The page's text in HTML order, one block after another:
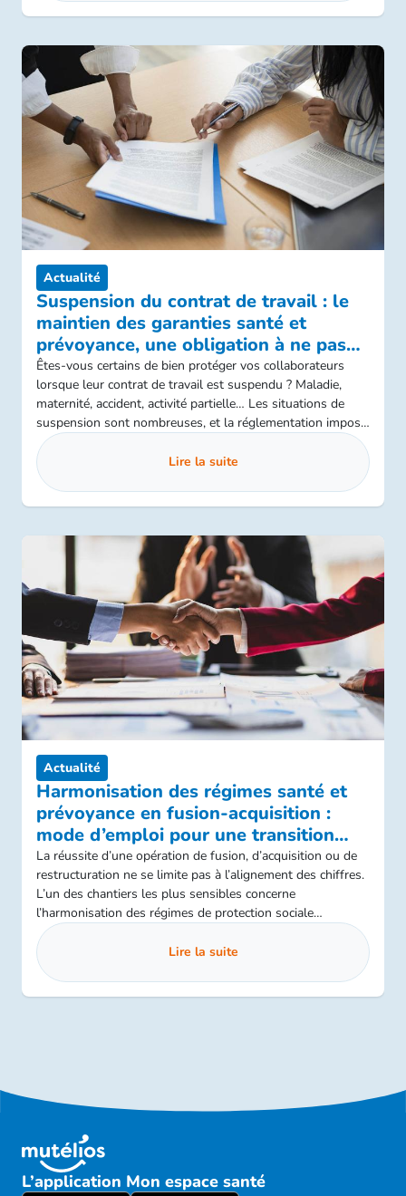
Actualité
Suspension du contrat de travail : le
maintien des garanties santé et
prévoyance, une obligation à ne pas
négliger !
Êtes-vous certains de bien protéger vos collaborateurs
lorsque leur contrat de travail est suspendu ? Maladie,
maternité, accident, activité partielle… Les situations de
suspension sont nombreuses, et la réglementation impose
désormais des règles strictes concernant le maintien des
garanties santé et prévoyance d’entreprise. Un enjeu clé
pour la conformité sociale de votre entreprise !
Lire la suite
Actualité
Harmonisation des régimes santé et
prévoyance en fusion-acquisition :
mode d’emploi pour une transition
réussie
La réussite d’une opération de fusion, d’acquisition ou de
restructuration ne se limite pas à l’alignement des chiffres.
L’un des chantiers les plus sensibles concerne
l’harmonisation des régimes de protection sociale
complémentaire : frais de santé et prévoyance. Ce
processus, complexe et encadré, conditionne la cohésion
sociale, la conformité réglementaire et la maîtrise des
Lire la suite
L’application Mon espace santé